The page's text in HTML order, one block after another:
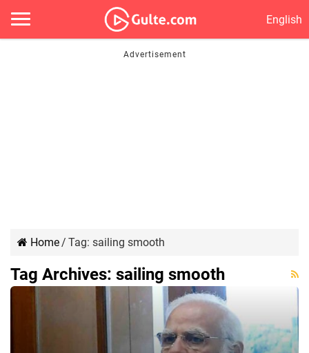
English
Home/ Tag: sailing smooth
Tag Archives: sailing smooth